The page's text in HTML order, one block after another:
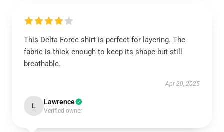
This Delta Force shirt is perfect for layering. The
fabric is thick enough to keep its shape but still
breathable.
Apr 20, 2025
L Lawrence
Verified owner